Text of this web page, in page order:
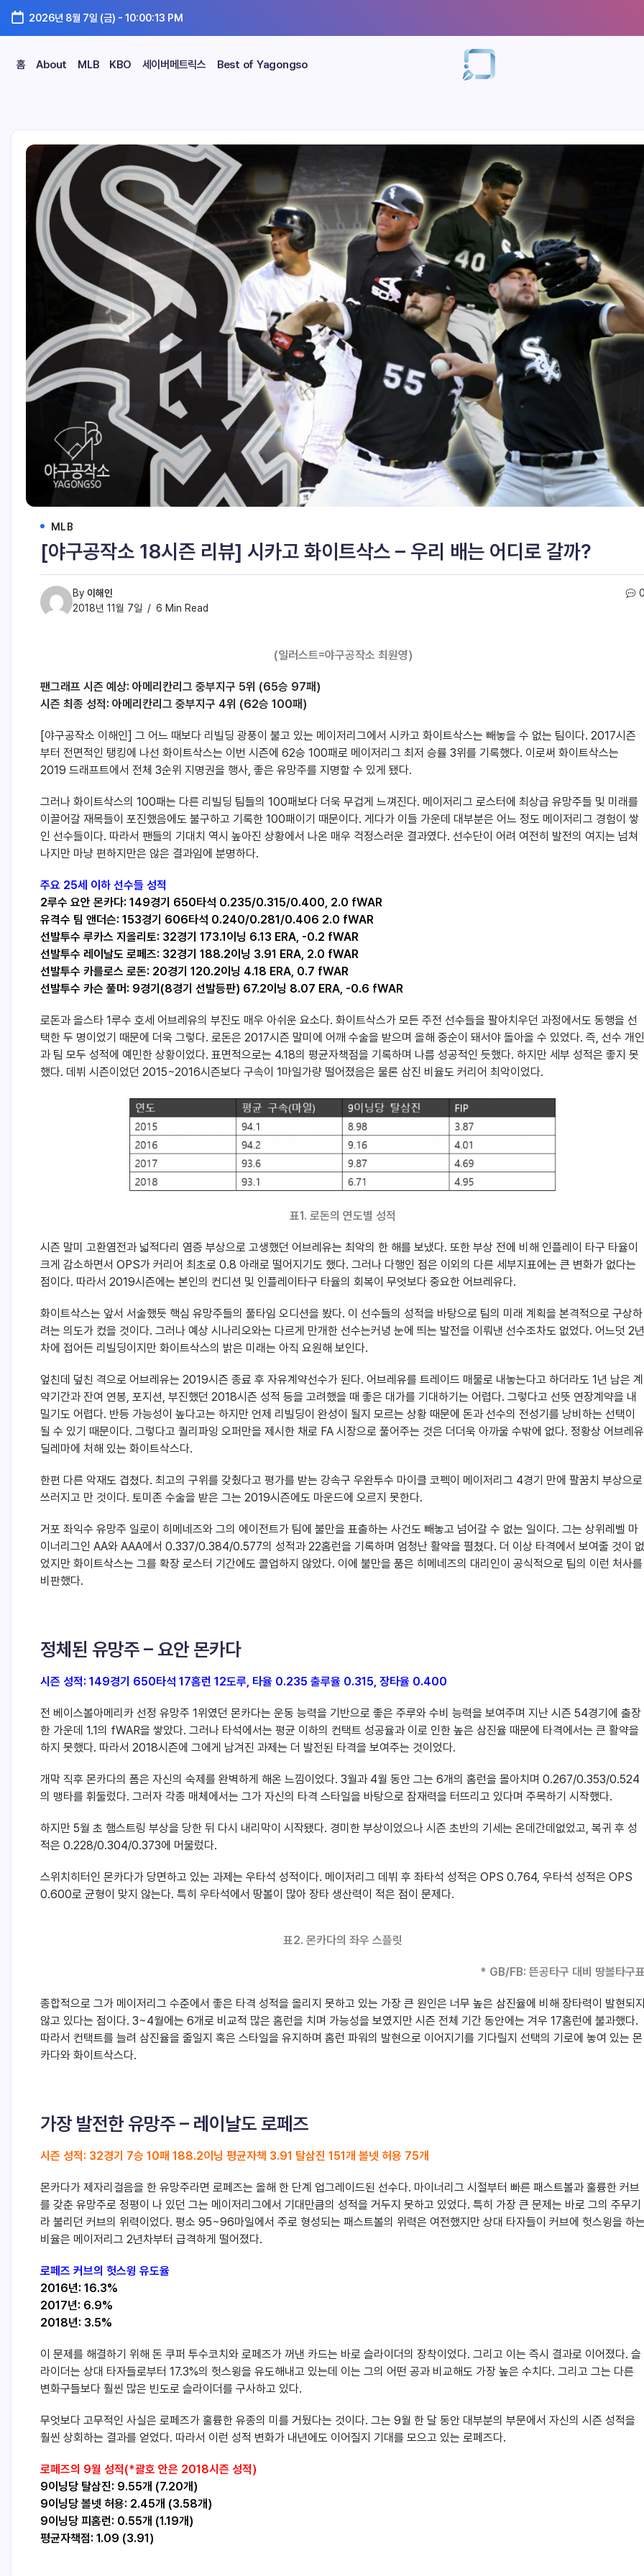
2026년 8월 7일 (금) - 10:00:14 PM
홈 About MLB KBO 세이버메트릭스 Best of Yagongso
MLB
[야구공작소 18시즌 리뷰] 시카고 화이트삭스 – 우리 배는 어디로 갈까?
By 이해인
2018년 11월 7일
6 Min Read
(일러스트=야구공작소 최원영)
팬그래프 시즌 예상: 아메리칸리그 중부지구 5위 (65승 97패)
시즌 최종 성적: 아메리칸리그 중부지구 4위 (62승 100패)
[야구공작소 이해인] 그 어느 때보다 리빌딩 광풍이 불고 있는 메이저리그에서 시카고 화이트삭스는 빼놓을 수 없는 팀이다. 2017시즌
부터 전면적인 탱킹에 나선 화이트삭스는 이번 시즌에 62승 100패로 메이저리그 최저 승률 3위를 기록했다. 이로써 화이트삭스는
2019 드래프트에서 전체 3순위 지명권을 행사, 좋은 유망주를 지명할 수 있게 됐다.
그러나 화이트삭스의 100패는 다른 리빌딩 팀들의 100패보다 더욱 무겁게 느껴진다. 메이저리그 로스터에 최상급 유망주들 및 미래를
이끌어갈 재목들이 포진했음에도 불구하고 기록한 100패이기 때문이다. 게다가 이들 가운데 대부분은 어느 정도 메이저리그 경험이 쌓
인 선수들이다. 따라서 팬들의 기대치 역시 높아진 상황에서 나온 매우 걱정스러운 결과였다. 선수단이 어려 여전히 발전의 여지는 넘쳐
나지만 마냥 편하지만은 않은 결과임에 분명하다.
주요 25세 이하 선수들 성적
2루수 요안 몬카다: 149경기 650타석 0.235/0.315/0.400, 2.0 fWAR
유격수 팀 앤더슨: 153경기 606타석 0.240/0.281/0.406 2.0 fWAR
선발투수 루카스 지올리토: 32경기 173.1이닝 6.13 ERA, -0.2 fWAR
선발투수 레이날도 로페즈: 32경기 188.2이닝 3.91 ERA, 2.0 fWAR
선발투수 카를로스 로돈: 20경기 120.2이닝 4.18 ERA, 0.7 fWAR
선발투수 카슨 풀머: 9경기(8경기 선발등판) 67.2이닝 8.07 ERA, -0.6 fWAR
로돈과 올스타 1루수 호세 어브레유의 부진도 매우 아쉬운 요소다. 화이트삭스가 모든 주전 선수들을 팔아치우던 과정에서도 동행을 선
택한 두 명이었기 때문에 더욱 그렇다. 로돈은 2017시즌 말미에 어깨 수술을 받으며 올해 중순이 돼서야 돌아올 수 있었다. 즉, 선수 개인
과 팀 모두 성적에 예민한 상황이었다. 표면적으로는 4.18의 평균자책점을 기록하며 나름 성공적인 듯했다. 하지만 세부 성적은 좋지 못
했다. 데뷔 시즌이었던 2015~2016시즌보다 구속이 1마일가량 떨어졌음은 물론 삼진 비율도 커리어 최악이었다.
표1. 로돈의 연도별 성적
시즌 말미 고환염전과 넓적다리 염증 부상으로 고생했던 어브레유는 최악의 한 해를 보냈다. 또한 부상 전에 비해 인플레이 타구 타율이
크게 감소하면서 OPS가 커리어 최초로 0.8 아래로 떨어지기도 했다. 그러나 다행인 점은 이외의 다른 세부지표에는 큰 변화가 없다는
점이다. 따라서 2019시즌에는 본인의 컨디션 및 인플레이타구 타율의 회복이 무엇보다 중요한 어브레유다.
화이트삭스는 앞서 서술했듯 핵심 유망주들의 풀타임 오디션을 봤다. 이 선수들의 성적을 바탕으로 팀의 미래 계획을 본격적으로 구상하
려는 의도가 컸을 것이다. 그러나 예상 시나리오와는 다르게 만개한 선수는커녕 눈에 띄는 발전을 이뤄낸 선수조차도 없었다. 어느덧 2년
차에 접어든 리빌딩이지만 화이트삭스의 밝은 미래는 아직 요원해 보인다.
엎친데 덮친 격으로 어브레유는 2019시즌 종료 후 자유계약선수가 된다. 어브레유를 트레이드 매물로 내놓는다고 하더라도 1년 남은 계
약기간과 잔여 연봉, 포지션, 부진했던 2018시즌 성적 등을 고려했을 때 좋은 대가를 기대하기는 어렵다. 그렇다고 선뜻 연장계약을 내
밀기도 어렵다. 반등 가능성이 높다고는 하지만 언제 리빌딩이 완성이 될지 모르는 상황 때문에 돈과 선수의 전성기를 낭비하는 선택이
될 수 있기 때문이다. 그렇다고 퀄리파잉 오퍼만을 제시한 채로 FA 시장으로 풀어주는 것은 더더욱 아까울 수밖에 없다. 정황상 어브레유
딜레마에 처해 있는 화이트삭스다.
한편 다른 악재도 겹쳤다. 최고의 구위를 갖췄다고 평가를 받는 강속구 우완투수 마이클 코펙이 메이저리그 4경기 만에 팔꿈치 부상으로
쓰러지고 만 것이다. 토미존 수술을 받은 그는 2019시즌에도 마운드에 오르지 못한다.
거포 좌익수 유망주 일로이 히메네즈와 그의 에이전트가 팀에 불만을 표출하는 사건도 빼놓고 넘어갈 수 없는 일이다. 그는 상위레벨 마
이너리그인 AA와 AAA에서 0.337/0.384/0.577의 성적과 22홈런을 기록하며 엄청난 활약을 펼쳤다. 더 이상 타격에서 보여줄 것이 없
었지만 화이트삭스는 그를 확장 로스터 기간에도 콜업하지 않았다. 이에 불만을 품은 히메네즈의 대리인이 공식적으로 팀의 이런 처사를
비판했다.
정체된 유망주 – 요안 몬카다
시즌 성적: 149경기 650타석 17홈런 12도루, 타율 0.235 출루율 0.315, 장타율 0.400
전 베이스볼아메리카 선정 유망주 1위였던 몬카다는 운동 능력을 기반으로 좋은 주루와 수비 능력을 보여주며 지난 시즌 54경기에 출장
한 가운데 1.1의 fWAR을 쌓았다. 그러나 타석에서는 평균 이하의 컨택트 성공율과 이로 인한 높은 삼진율 때문에 타격에서는 큰 활약을
하지 못했다. 따라서 2018시즌에 그에게 남겨진 과제는 더 발전된 타격을 보여주는 것이었다.
개막 직후 몬카다의 폼은 자신의 숙제를 완벽하게 해온 느낌이었다. 3월과 4월 동안 그는 6개의 홈런을 몰아치며 0.267/0.353/0.524
의 맹타를 휘둘렀다. 그러자 각종 매체에서는 그가 자신의 타격 스타일을 바탕으로 잠재력을 터뜨리고 있다며 주목하기 시작했다.
하지만 5월 초 햄스트링 부상을 당한 뒤 다시 내리막이 시작됐다. 경미한 부상이었으나 시즌 초반의 기세는 온데간데없었고, 복귀 후 성
적은 0.228/0.304/0.373에 머물렀다.
스위치히터인 몬카다가 당면하고 있는 과제는 우타석 성적이다. 메이저리그 데뷔 후 좌타석 성적은 OPS 0.764, 우타석 성적은 OPS
0.600로 균형이 맞지 않는다. 특히 우타석에서 땅볼이 많아 장타 생산력이 적은 점이 문제다.
표2. 몬카다의 좌우 스플릿
* GB/FB: 뜬공타구 대비 땅볼타구
종합적으로 그가 메이저리그 수준에서 좋은 타격 성적을 올리지 못하고 있는 가장 큰 원인은 너무 높은 삼진율에 비해 장타력이 발현되
않고 있다는 점이다. 3~4월에는 6개로 비교적 많은 홈런을 치며 가능성을 보였지만 시즌 전체 기간 동안에는 겨우 17홈런에 불과했다.
따라서 컨택트를 늘려 삼진율을 줄일지 혹은 스타일을 유지하며 홈런 파워의 발현으로 이어지기를 기다릴지 선택의 기로에 놓여 있는 몬
카다와 화이트삭스다.
가장 발전한 유망주 – 레이날도 로페즈
시즌 성적: 32경기 7승 10패 188.2이닝 평균자책 3.91 탈삼진 151개 볼넷 허용 75개
몬카다가 제자리걸음을 한 유망주라면 로페즈는 올해 한 단계 업그레이드된 선수다. 마이너리그 시절부터 빠른 패스트볼과 훌륭한 커브
를 갖춘 유망주로 정평이 나 있던 그는 메이저리그에서 기대만큼의 성적을 거두지 못하고 있었다. 특히 가장 큰 문제는 바로 그의 주무기
라 불리던 커브의 위력이었다. 평소 95~96마일에서 주로 형성되는 패스트볼의 위력은 여전했지만 상대 타자들이 커브에 헛스윙을 하
비율은 메이저리그 2년차부터 급격하게 떨어졌다.
로페즈 커브의 헛스윙 유도율
2016년: 16.3%
2017년: 6.9%
2018년: 3.5%
이 문제를 해결하기 위해 돈 쿠퍼 투수코치와 로페즈가 꺼낸 카드는 바로 슬라이더의 장착이었다. 그리고 이는 즉시 결과로 이어졌다. 슬
라이더는 상대 타자들로부터 17.3%의 헛스윙을 유도해내고 있는데 이는 그의 어떤 공과 비교해도 가장 높은 수치다. 그리고 그는 다른
변화구들보다 훨씬 많은 빈도로 슬라이더를 구사하고 있다.
무엇보다 고무적인 사실은 로페즈가 훌륭한 유종의 미를 거뒀다는 것이다. 그는 9월 한 달 동안 대부분의 부문에서 자신의 시즌 성적을
훨씬 상회하는 결과를 얻었다. 따라서 이런 성적 변화가 내년에도 이어질지 기대를 모으고 있는 로페즈다.
로페즈의 9월 성적(*괄호 안은 2018시즌 성적)
9이닝당 탈삼진: 9.55개 (7.20개)
9이닝당 볼넷 허용: 2.45개 (3.58개)
9이닝당 피홈런: 0.55개 (1.19개)
평균자책점: 1.09 (3.91)